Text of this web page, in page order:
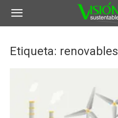
Etiqueta: renovables